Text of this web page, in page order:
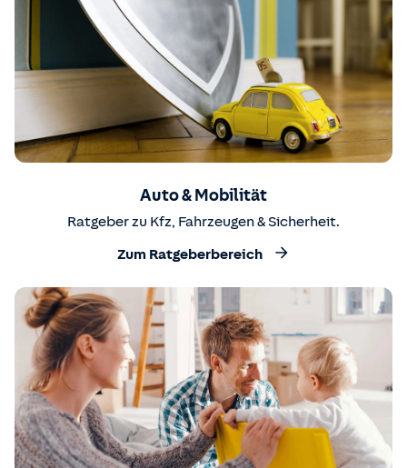
Auto & Mobilität
Ratgeber zu Kfz, Fahrzeugen & Sicherheit.
Zum Ratgeberbereich